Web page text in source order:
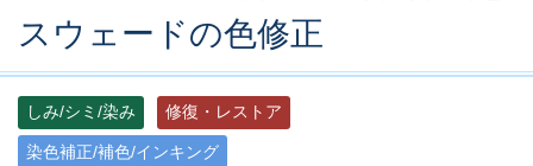
スウェードの色修正
しみ/シミ/染み 修復・レストア
染色補正/補色/インキング